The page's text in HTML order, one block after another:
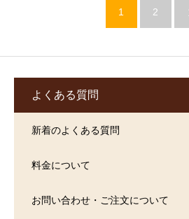
1 2
よくある質問
新着のよくある質問
料金について
お問い合わせ・ご注文について